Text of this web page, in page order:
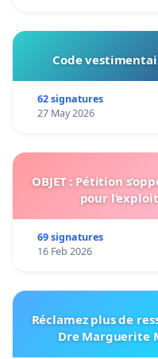
Code
62 signatures
27 May 2026
OBJET : Pétition
pour
69 signatures
16 Feb 2026
Réclamez plus de
Dre Marguerite